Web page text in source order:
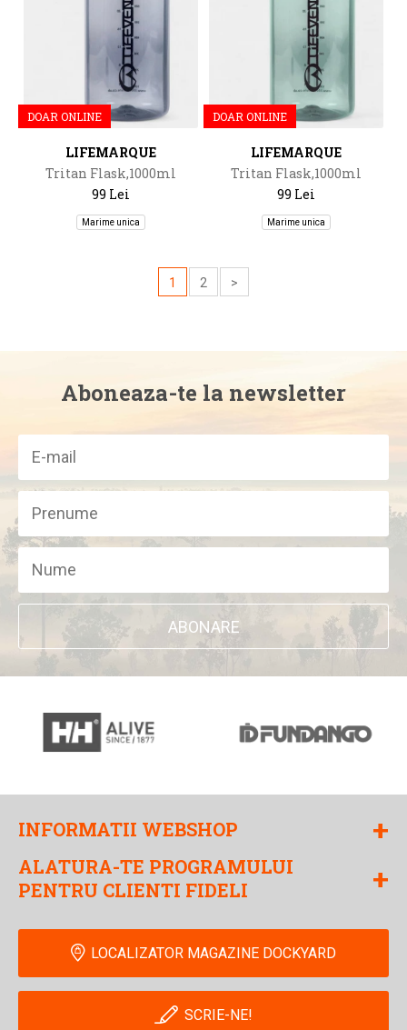
DOAR ONLINE
LIFEMARQUE
Tritan Flask,1000ml
99 Lei
Marime unica
DOAR ONLINE
LIFEMARQUE
Tritan Flask,1000ml
99 Lei
Marime unica
1 2 >
Aboneaza-te la newsletter
ABONARE
INFORMATII WEBSHOP +
ALATURA-TE PROGRAMULUI
PENTRU CLIENTI FIDELI
+
LOCALIZATOR MAGAZINE DOCKYARD
SCRIE-NE!